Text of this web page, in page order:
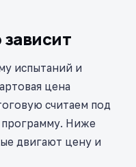
испытаний и
цена
считаем под
Ниже
двигают цену и